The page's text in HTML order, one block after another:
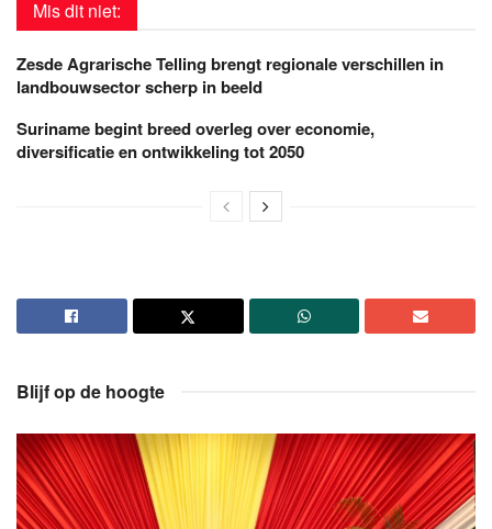
Mis dit niet:
Zesde Agrarische Telling brengt regionale verschillen in
landbouwsector scherp in beeld
Suriname begint breed overleg over economie,
diversificatie en ontwikkeling tot 2050
Blijf op de hoogte